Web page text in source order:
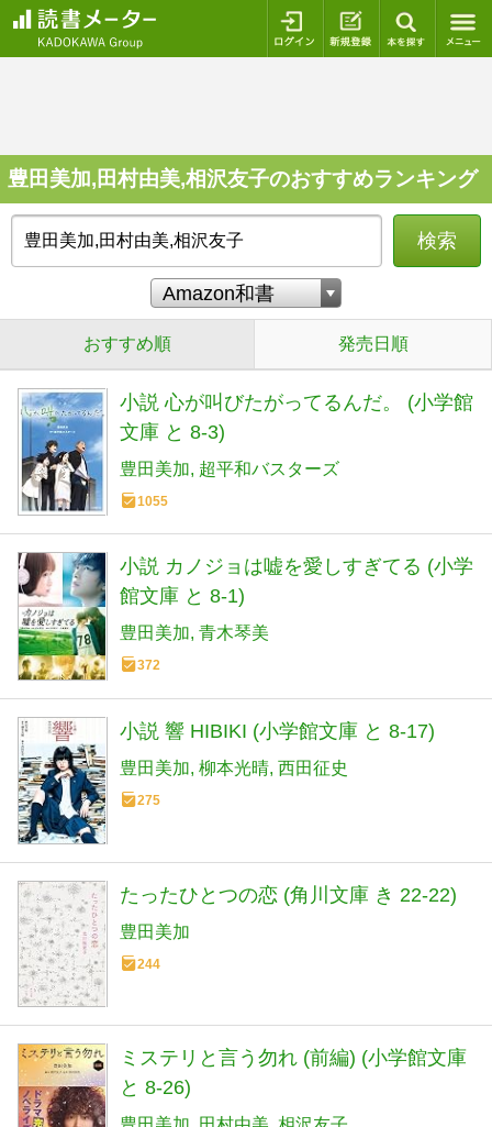
ログイン 新規登録
豊田美加,田村由美,相沢友子のおすすめランキング
検索
おすすめ順 発売日順
小説 心が叫びたがってるんだ。 (小学館
文庫 と 8-3)
豊田美加 超平和バスターズ
1055
小説 カノジョは嘘を愛しすぎてる (小学
館文庫 と 8-1)
豊田美加 青木琴美
372
小説 響 HIBIKI (小学館文庫 と 8-17)
豊田美加 柳本光晴 西田征史
275
たったひとつの恋 (角川文庫 き 22-22)
豊田美加
244
ミステリと言う勿れ (前編) (小学館文庫
と 8-26)